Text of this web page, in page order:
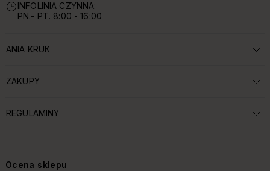
INFOLINIA CZYNNA:
PN.- PT. 8:00 - 16:00
ROZWIŃ SEKCJĘ:
ANIA KRUK
ROZWIŃ SEKCJĘ:
ZAKUPY
ROZWIŃ SEKCJĘ:
REGULAMINY
Ocena sklepu